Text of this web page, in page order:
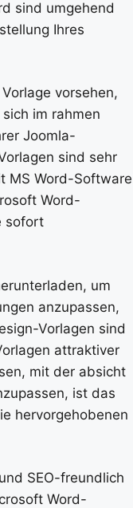
sind umgehend
Ihres
vorsehen,
im rahmen
Joomla-
sind sehr
MS Word-Software
Word-
sofort
um
anzupassen,
Vorlagen sind
attraktiver
mit der absicht
ist das
hervorgehobenen
SEO-freundlich
Word-